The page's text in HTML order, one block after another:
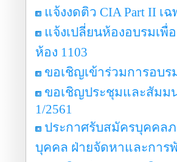
แจ้งงดติว CIA Part II เ
แจ้งเปลี่ยนห้องอบรมเพื่
ห้อง 1103
ขอเชิญเข้าร่วมการอบร
ขอเชิญประชุมและสัมม
1/2561
ประกาศรับสมัครบุคคล
บุคคล ฝ่ายจัดหาและการ